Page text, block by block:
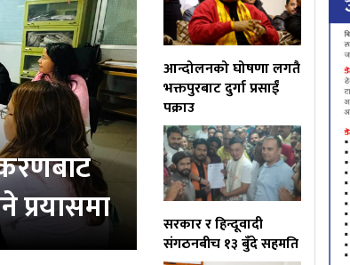
प्रयासमा
आन्दोलनको घोषणा लगतै
भक्तपुरबाट दुर्गा प्रसाईं
पक्राउ
सरकार र हिन्दूवादी
संगठनबीच १३ बुँदे सहमति